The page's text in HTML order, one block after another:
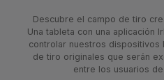
Descubre el campo de tiro
Una tableta con una aplicación
controlar nuestros
de tiro originales que serán
entre los usuarios